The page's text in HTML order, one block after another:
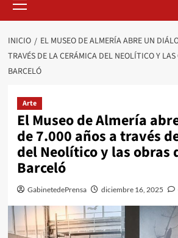
primario
INICIO
EL MUSEO DE ALMERÍA ABRE UN
TRAVÉS DE LA CERÁMICA DEL NEOLÍTICO Y LAS
BARCELÓ
Arte
El Museo de Almería
de 7.000 años a través
del Neolítico y las obras
Barceló
GabinetedePrensa diciembre 16, 2025